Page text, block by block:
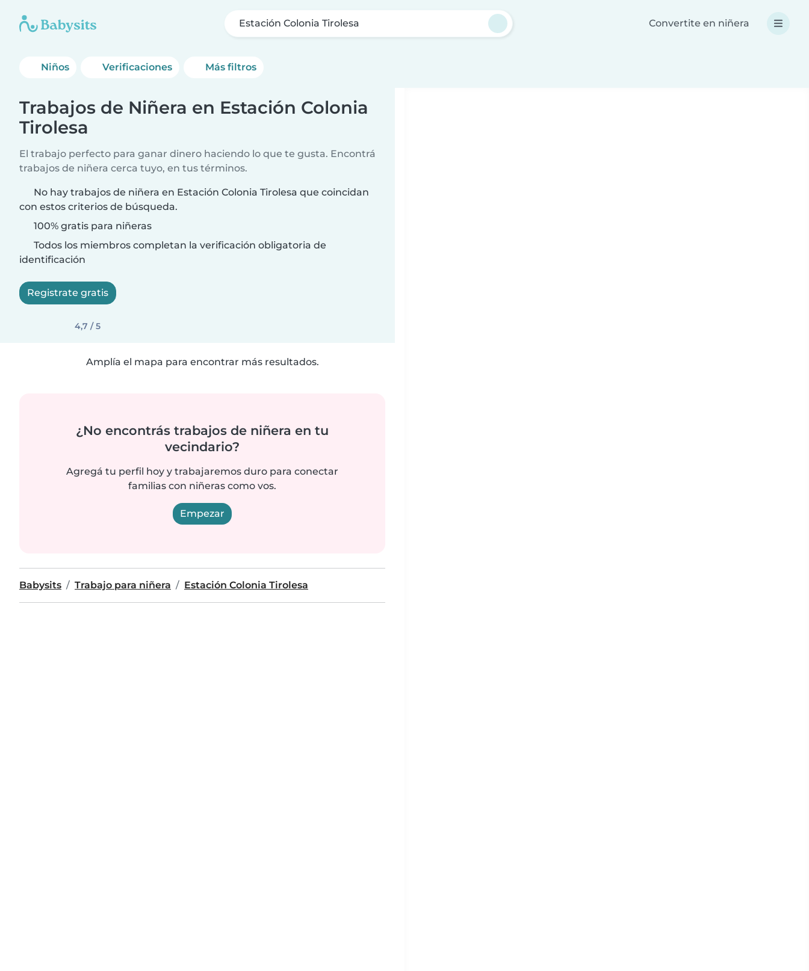
Estación Colonia Tirolesa Convertite en niñera
Niños Verificaciones Más filtros
Trabajos de Niñera en Estación Colonia
Tirolesa
El trabajo perfecto para ganar dinero haciendo lo que te gusta. Encontrá
trabajos de niñera cerca tuyo, en tus términos.
No hay trabajos de niñera en Estación Colonia Tirolesa que coincidan
con estos criterios de búsqueda.
100% gratis para niñeras
Todos los miembros completan la verificación obligatoria de
identificación
Registrate gratis
4,7 / 5
Amplía el mapa para encontrar más resultados.
¿No encontrás trabajos de niñera en tu
vecindario?
Agregá tu perfil hoy y trabajaremos duro para conectar
familias con niñeras como vos.
Empezar
Babysits Trabajo para niñera Estación Colonia Tirolesa